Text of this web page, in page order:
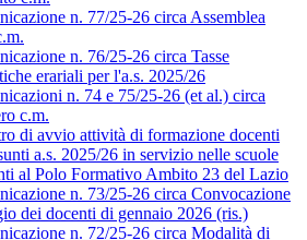
n. 77/25-26 circa Assemblea
n. 76/25-26 circa Tasse
erariali per l'a.s. 2025/26
n. 74 e 75/25-26 (et al.) circa
c.m.
di avvio attività di formazione docenti
a.s. 2025/26 in servizio nelle scuole
al Polo Formativo Ambito 23 del Lazio
n. 73/25-26 circa Convocazione
dei docenti di gennaio 2026 (ris.)
n. 72/25-26 circa Modalità di